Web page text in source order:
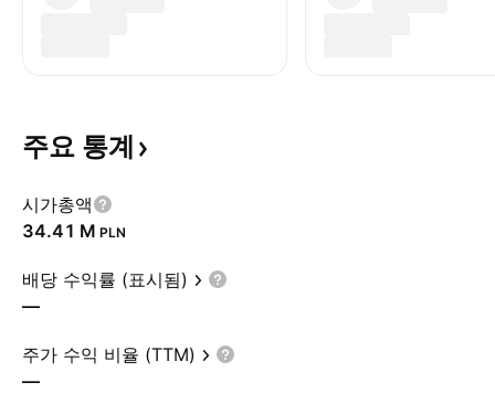
주요 통계
시가총액
‪34.41 M‬ PLN
배당 수익률 (표시됨)
—
주가 수익 비율 (TTM)
—